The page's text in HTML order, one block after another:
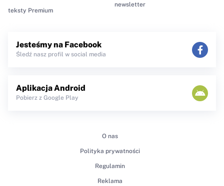
teksty Premium
newsletter
Jesteśmy na Facebook
Śledź nasz profil w social media
Aplikacja Android
Pobierz z Google Play
O nas
Polityka prywatności
Regulamin
Reklama